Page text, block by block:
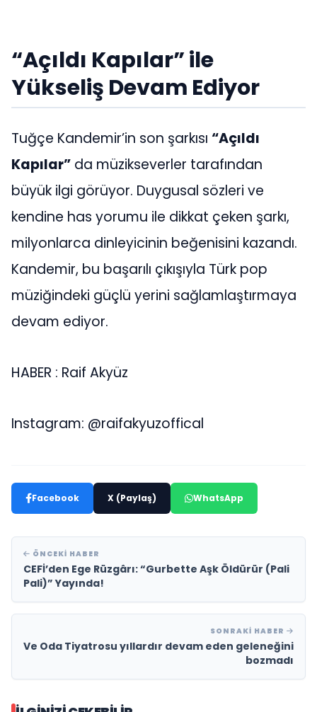
“Açıldı Kapılar” ile
Yükseliş Devam Ediyor
Tuğçe Kandemir’in son şarkısı “Açıldı
Kapılar” da müzikseverler tarafından
büyük ilgi görüyor. Duygusal sözleri ve
kendine has yorumu ile dikkat çeken şarkı,
milyonlarca dinleyicinin beğenisini kazandı.
Kandemir, bu başarılı çıkışıyla Türk pop
müziğindeki güçlü yerini sağlamlaştırmaya
devam ediyor.
HABER : Raif Akyüz
Instagram: @raifakyuzoffical
Facebook X (Paylaş) WhatsApp
ÖNCEKI HABER
CEFİ’den Ege Rüzgârı: “Gurbette Aşk Öldürür (Pali
Pali)” Yayında!
SONRAKI HABER
Ve Oda Tiyatrosu yıllardır devam eden geleneğini
bozmadı